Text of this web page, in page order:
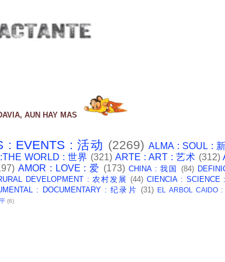
AUN HAY MAS
: EVENTS : 活动 (2269) ALMA : SOUL :
WORLD : 世界 (321) ARTE : ART : 艺术 (312)
AMOR : LOVE : 爱 (173) CHINA : 我国 (84)
DEVELOPMENT : 农村发展 (44) CIENCIA : SCIENCE
: DOCUMENTARY : 纪录片 (31) EL ARBOL CAIDO
(6)